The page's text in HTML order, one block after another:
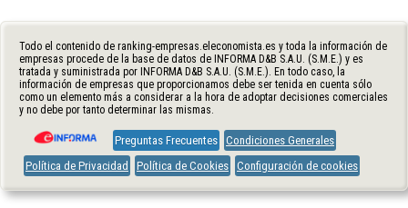
Todo el contenido de ranking-empresas.eleconomista.es y toda la información de
empresas procede de la base de datos de INFORMA D&B S.A.U. (S.M.E.) y es
tratada y suministrada por INFORMA D&B S.A.U. (S.M.E.). En todo caso, la
información de empresas que proporcionamos debe ser tenida en cuenta sólo
como un elemento más a considerar a la hora de adoptar decisiones comerciales
y no debe por tanto determinar las mismas.
Preguntas Frecuentes Condiciones Generales
Política de Privacidad
Política de Cookies Configuración de cookies